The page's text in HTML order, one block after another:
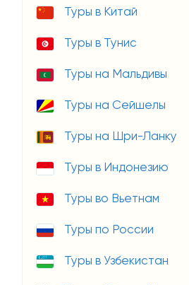
Туры в Китай
Туры в Тунис
Туры на Мальдивы
Туры на Сейшелы
Туры на Шри-Ланку
Туры в Индонезию
Туры во Вьетнам
Туры по России
Туры в Узбекистан